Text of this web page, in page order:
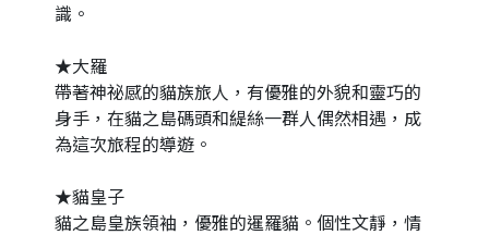
識。
★大羅
帶著神祕感的貓族旅人，有優雅的外貌和靈巧的
身手，在貓之島碼頭和緹絲一群人偶然相遇，成
為這次旅程的導遊。
★貓皇子
貓之島皇族領袖，優雅的暹羅貓。個性文靜，情